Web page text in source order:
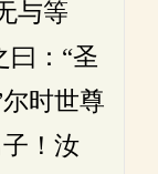
与等
曰：“圣
时世尊
！汝